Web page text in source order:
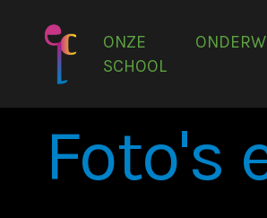
ONZE
SCHOOL
Foto's